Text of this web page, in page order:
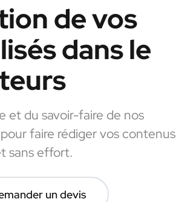
de vos
dans le
et du savoir-faire de nos
faire rédiger vos contenus
sans effort.
un devis